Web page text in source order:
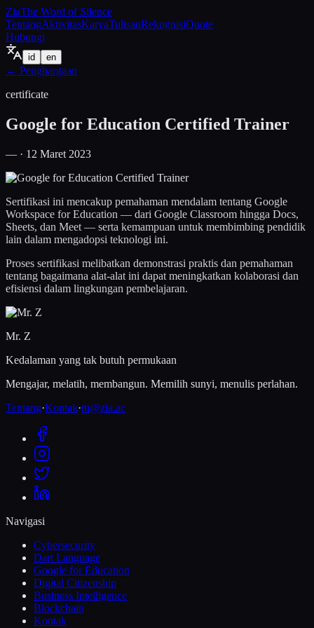
ZiaThe Word of Silence
TentangAktivitasKaryaTulisanRekognisiQuote
Hubungi
id en
← Penghargaan
certificate
Google for Education Certified Trainer
— · 12 Maret 2023
Sertifikasi ini mencakup pemahaman mendalam tentang Google
Workspace for Education — dari Google Classroom hingga Docs,
Sheets, dan Meet — serta kemampuan untuk membimbing pendidik
lain dalam mengadopsi teknologi ini.
Proses sertifikasi melibatkan demonstrasi praktis dan pemahaman
tentang bagaimana alat-alat ini dapat meningkatkan kolaborasi dan
efisiensi dalam lingkungan pembelajaran.
Mr. Z
Kedalaman yang tak butuh permukaan
Mengajar, melatih, membangun. Memilih sunyi, menulis perlahan.
Tentang·Kontak·m@zia.ac
Navigasi
Cybersecurity
Dart Language
Google for Education
Digital Citizenship
Business Intelligence
Blockchain
Kontak